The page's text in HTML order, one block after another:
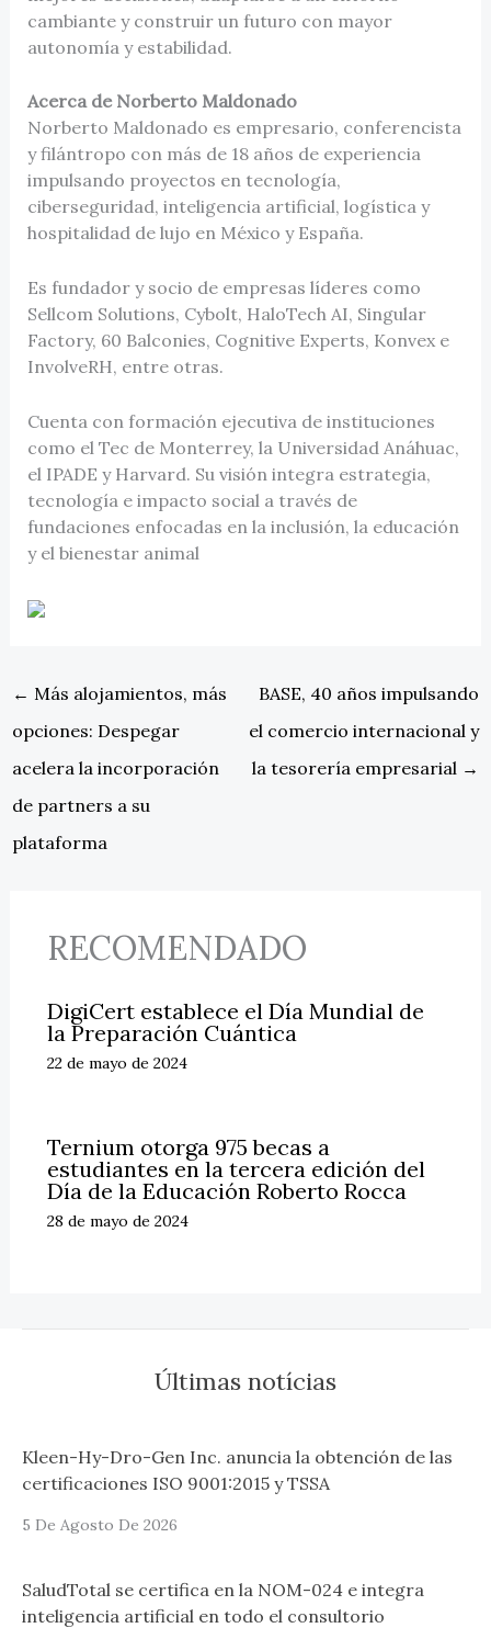
cambiante y construir un futuro con mayor
autonomía y estabilidad.
Acerca de Norberto Maldonado
Norberto Maldonado es empresario, conferencista
y filántropo con más de 18 años de experiencia
impulsando proyectos en tecnología,
ciberseguridad, inteligencia artificial, logística y
hospitalidad de lujo en México y España.
Es fundador y socio de empresas líderes como
Sellcom Solutions, Cybolt, HaloTech AI, Singular
Factory, 60 Balconies, Cognitive Experts, Konvex e
InvolveRH, entre otras.
Cuenta con formación ejecutiva de instituciones
como el Tec de Monterrey, la Universidad Anáhuac,
el IPADE y Harvard. Su visión integra estrategia,
tecnología e impacto social a través de
fundaciones enfocadas en la inclusión, la educación
y el bienestar animal
← Más alojamientos, más
opciones: Despegar
acelera la incorporación
de partners a su
plataforma
BASE, 40 años impulsando
el comercio internacional y
la tesorería empresarial →
RECOMENDADO
DigiCert establece el Día Mundial de
la Preparación Cuántica
22 de mayo de 2024
Ternium otorga 975 becas a
estudiantes en la tercera edición del
Día de la Educación Roberto Rocca
28 de mayo de 2024
Últimas notícias
Kleen-Hy-Dro-Gen Inc. anuncia la obtención de las
certificaciones ISO 9001:2015 y TSSA
5 De Agosto De 2026
SaludTotal se certifica en la NOM-024 e integra
inteligencia artificial en todo el consultorio